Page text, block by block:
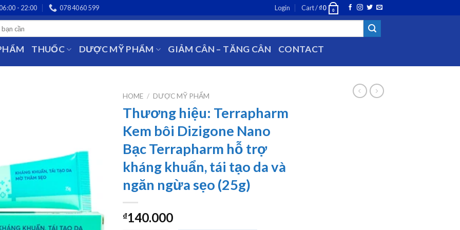
- 22:00 078 4060 599 Login Cart /₫0 0
THUỐC DƯỢC MỸ PHẨM GIẢM CÂN – TĂNG CÂN CONTACT
HOME / DƯỢC MỸ PHẨM
Thương hiệu: Terrapharm
Kem bôi Dizigone Nano
Bạc Terrapharm hỗ trợ
kháng khuẩn, tái tạo da và
ngăn ngừa sẹo (25g)
₫140.000